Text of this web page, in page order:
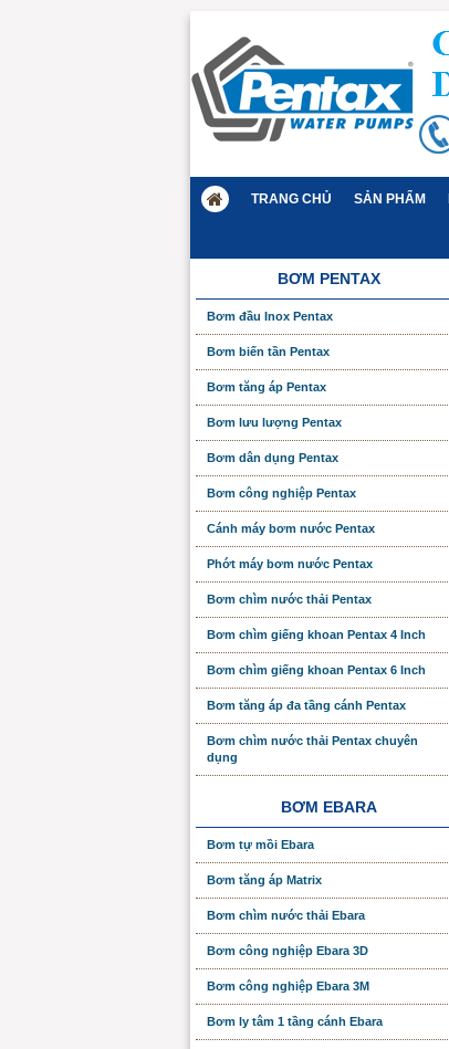
TRANG CHỦ SẢN PHẨM
BƠM PENTAX
Bơm đầu Inox Pentax
Bơm biến tần Pentax
Bơm tăng áp Pentax
Bơm lưu lượng Pentax
Bơm dân dụng Pentax
Bơm công nghiệp Pentax
Cánh máy bơm nước Pentax
Phớt máy bơm nước Pentax
Bơm chìm nước thải Pentax
Bơm chìm giếng khoan Pentax 4 Inch
Bơm chìm giếng khoan Pentax 6 Inch
Bơm tăng áp đa tầng cánh Pentax
Bơm chìm nước thải Pentax chuyên
dụng
BƠM EBARA
Bơm tự mồi Ebara
Bơm tăng áp Matrix
Bơm chìm nước thải Ebara
Bơm công nghiệp Ebara 3D
Bơm công nghiệp Ebara 3M
Bơm ly tâm 1 tầng cánh Ebara